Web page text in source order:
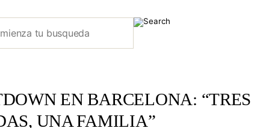
EN BARCELONA: “TRES
UNA FAMILIA”